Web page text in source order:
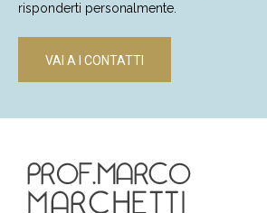
risponderti personalmente.
VAI A I CONTATTI